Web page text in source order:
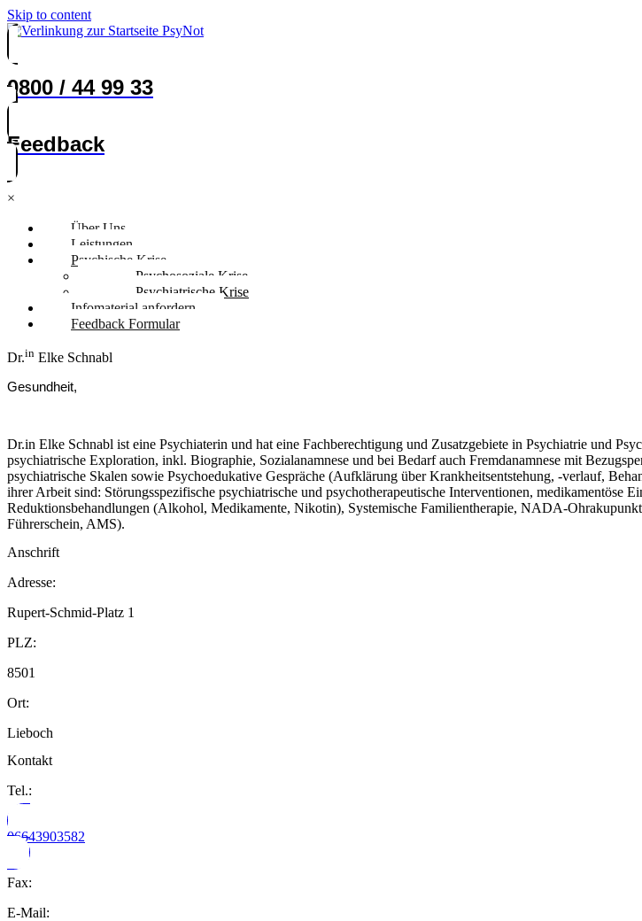
Skip to content
0800 / 44 99 33
Feedback
×
Über Uns
Leistungen
Psychische Krise
Psychosoziale Krise
Psychiatrische Krise
Infomaterial anfordern
Feedback Formular
Dr.in Elke Schnabl
Gesundheit,
Dr.in Elke Schnabl ist eine Psychiaterin und hat eine Fachberechtigung und Zusatzgebiete in Psychiatrie und
psychiatrische Exploration, inkl. Biographie, Sozialanamnese und bei Bedarf auch Fremdanamnese mit
psychiatrische Skalen sowie Psychoedukative Gespräche (Aufklärung über Krankheitsentstehung, -verlauf,
ihrer Arbeit sind: Störungsspezifische psychiatrische und psychotherapeutische Interventionen, medikamentöse
Reduktionsbehandlungen (Alkohol, Medikamente, Nikotin), Systemische Familientherapie, NADA-
Führerschein, AMS).
Anschrift
Adresse:
Rupert-Schmid-Platz 1
PLZ:
8501
Ort:
Lieboch
Kontakt
Tel.:
06643903582
Fax:
E-Mail: